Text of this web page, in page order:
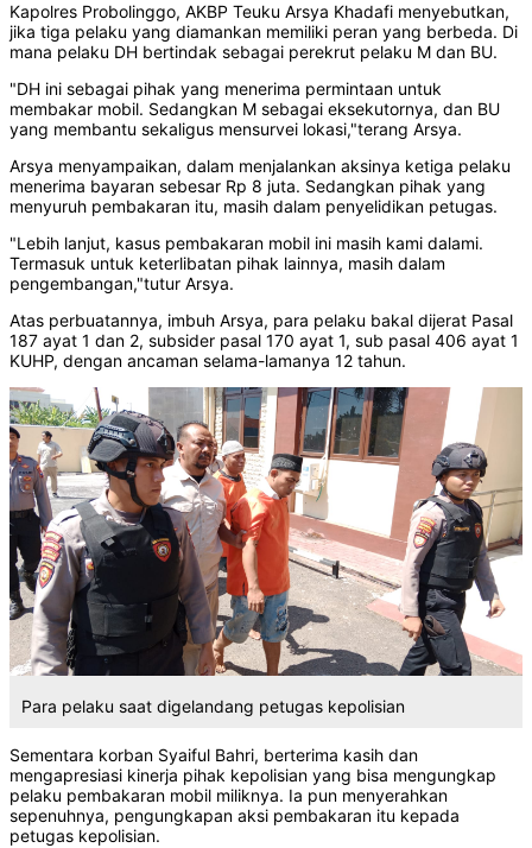
Kapolres Probolinggo, AKBP Teuku Arsya Khadafi menyebutkan,
jika tiga pelaku yang diamankan memiliki peran yang berbeda. Di
mana pelaku DH bertindak sebagai perekrut pelaku M dan BU.
"DH ini sebagai pihak yang menerima permintaan untuk
membakar mobil. Sedangkan M sebagai eksekutornya, dan BU
yang membantu sekaligus mensurvei lokasi,"terang Arsya.
Arsya menyampaikan, dalam menjalankan aksinya ketiga pelaku
menerima bayaran sebesar Rp 8 juta. Sedangkan pihak yang
menyuruh pembakaran itu, masih dalam penyelidikan petugas.
"Lebih lanjut, kasus pembakaran mobil ini masih kami dalami.
Termasuk untuk keterlibatan pihak lainnya, masih dalam
pengembangan,"tutur Arsya.
Atas perbuatannya, imbuh Arsya, para pelaku bakal dijerat Pasal
187 ayat 1 dan 2, subsider pasal 170 ayat 1, sub pasal 406 ayat 1
KUHP, dengan ancaman selama-lamanya 12 tahun.
Para pelaku saat digelandang petugas kepolisian
Sementara korban Syaiful Bahri, berterima kasih dan
mengapresiasi kinerja pihak kepolisian yang bisa mengungkap
pelaku pembakaran mobil miliknya. Ia pun menyerahkan
sepenuhnya, pengungkapan aksi pembakaran itu kepada
petugas kepolisian.